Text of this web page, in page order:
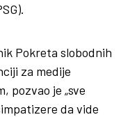
Pokreta slobodnih
za medije
pozvao je „sve
da vide